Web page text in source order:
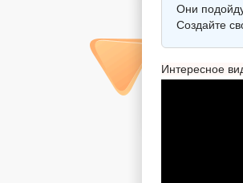
Они
Создайте
Интересное